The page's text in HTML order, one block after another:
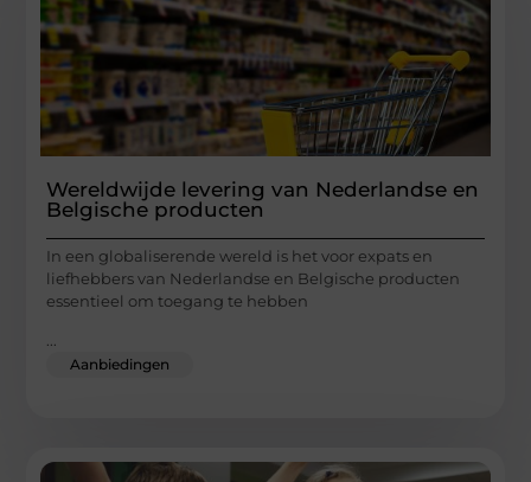
Wereldwijde levering van Nederlandse en
Belgische producten
In een globaliserende wereld is het voor expats en
liefhebbers van Nederlandse en Belgische producten
essentieel om toegang te hebben
...
Aanbiedingen